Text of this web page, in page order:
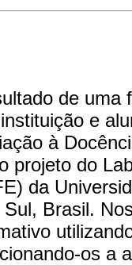
de uma
e
à
projeto do
da
Brasil.
os a